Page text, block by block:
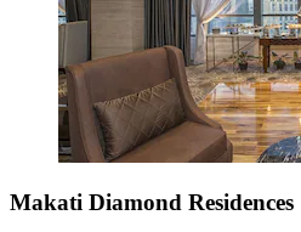
Makati Diamond Residences